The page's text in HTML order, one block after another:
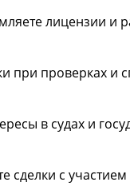
лицензии и
при проверках и
в судах и
сделки с